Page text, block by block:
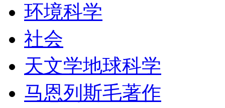
环境科学
社会
天文学地球科学
马恩列斯毛著作